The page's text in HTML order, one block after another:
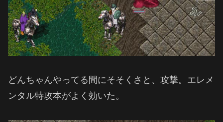
どんちゃんやってる間にそそくさと、攻撃。エレメ
ンタル特攻本がよく効いた。